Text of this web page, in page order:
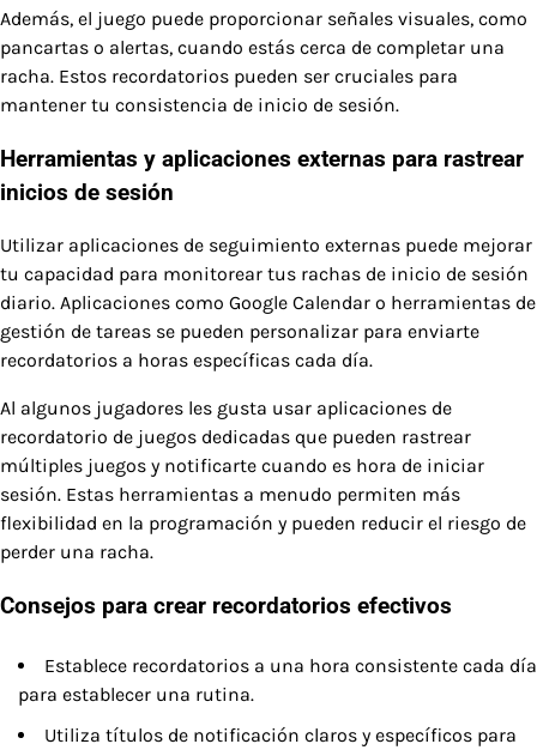
Además, el juego puede proporcionar señales visuales, como
pancartas o alertas, cuando estás cerca de completar una
racha. Estos recordatorios pueden ser cruciales para
mantener tu consistencia de inicio de sesión.
Herramientas y aplicaciones externas para rastrear
inicios de sesión
Utilizar aplicaciones de seguimiento externas puede mejorar
tu capacidad para monitorear tus rachas de inicio de sesión
diario. Aplicaciones como Google Calendar o herramientas de
gestión de tareas se pueden personalizar para enviarte
recordatorios a horas específicas cada día.
Al algunos jugadores les gusta usar aplicaciones de
recordatorio de juegos dedicadas que pueden rastrear
múltiples juegos y notificarte cuando es hora de iniciar
sesión. Estas herramientas a menudo permiten más
flexibilidad en la programación y pueden reducir el riesgo de
perder una racha.
Consejos para crear recordatorios efectivos
Establece recordatorios a una hora consistente cada día
para establecer una rutina.
Utiliza títulos de notificación claros y específicos para